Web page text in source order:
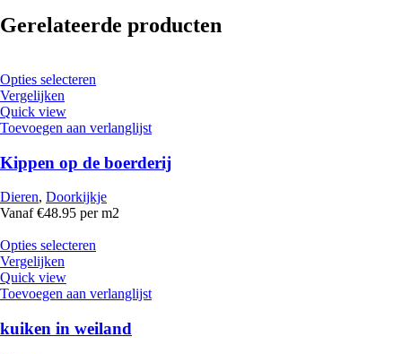
Gerelateerde producten
Opties selecteren
Vergelijken
Quick view
Toevoegen aan verlanglijst
Kippen op de boerderij
Dieren, Doorkijkje
Vanaf €48.95 per m2
Opties selecteren
Vergelijken
Quick view
Toevoegen aan verlanglijst
kuiken in weiland